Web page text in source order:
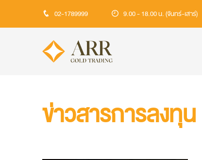
02-1789999 9.00 - 18.00 น. (จันทร์-เสาร์)
ข่าวสารการลงทุน